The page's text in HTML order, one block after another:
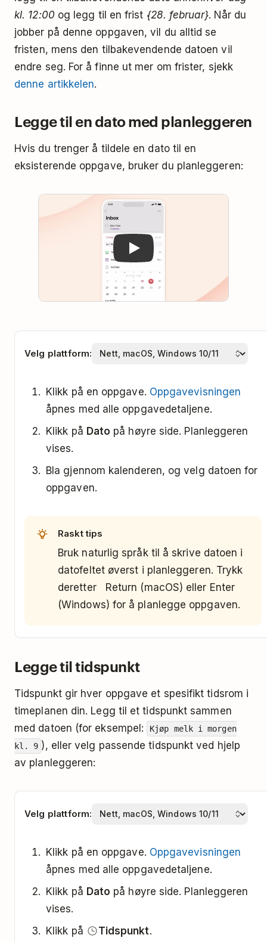
kl. 12:00og legg til en frist {28. februar}. Når du
jobber på denne oppgaven, vil du alltid se
fristen, mens den tilbakevendende datoen vil
endre seg. For å finne ut mer om frister, sjekk
denne artikkelen.
Legge til en dato med planleggeren
Hvis du trenger å tildele en dato til en
eksisterende oppgave, bruker du planleggeren:
Play
Velg plattform:
Klikk på en oppgave. Oppgavevisningen
åpnes med alle oppgavedetaljene.
Klikk på Dato på høyre side. Planleggeren
vises.
Bla gjennom kalenderen, og velg datoen for
oppgaven.
Raskt tips
Bruk naturlig språk til å skrive datoen i
datofeltet øverst i planleggeren. Trykk
deretter Return (macOS) eller Enter
(Windows) for å planlegge oppgaven.
Legge til tidspunkt
Tidspunkt gir hver oppgave et spesifikt tidsrom i
timeplanen din. Legg til et tidspunkt sammen
med datoen (for eksempel:
Kjøp melk i morgen
kl. 9 ), eller velg passende tidspunkt ved hjelp
av planleggeren:
Velg plattform:
Klikk på en oppgave. Oppgavevisningen
åpnes med alle oppgavedetaljene.
Klikk på Dato på høyre side. Planleggeren
vises.
Klikk på
Tidspunkt.